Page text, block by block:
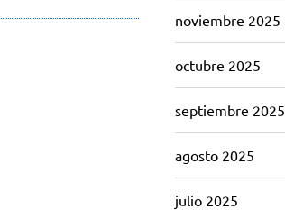
noviembre 2025
octubre 2025
septiembre 2025
agosto 2025
julio 2025